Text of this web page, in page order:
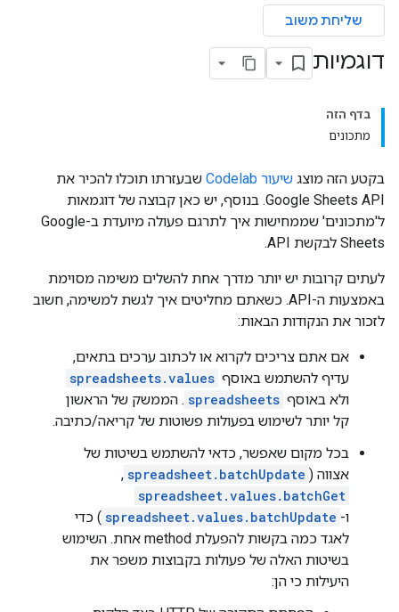
שליחת משוב
דוגמיות
בדף הזה
מתכונים
בקטע הזה מוצג שיעור Codelab
שבעזרתו תוכלו להכיר את
Google Sheets API. בנוסף, יש כאן קבוצה של דוגמאות
ל'מתכונים' שממחישות איך לתרגם פעולה מיועדת ב-Google
Sheets לבקשת API.
לעתים קרובות יש יותר מדרך אחת להשלים משימה מסוימת
באמצעות ה-API. כשאתם מחליטים איך לגשת למשימה, חשוב
לזכור את הנקודות הבאות:
אם אתם צריכים לקרוא או לכתוב ערכים בתאים,
עדיף להשתמש באוסף spreadsheets.values
ולא באוסף spreadsheets . הממשק של הראשון
קל יותר לשימוש בפעולות פשוטות של קריאה/כתיבה.
בכל מקום שאפשר, כדאי להשתמש בשיטות של
אצווה ( spreadsheet.batchUpdate
,‏
spreadsheet.values.batchGet
ו- spreadsheet.values.batchUpdate ) כדי
לאגד כמה בקשות להפעלת method אחת. השימוש
בשיטות האלה של פעולות בקבוצות משפר את
היעילות כי הן: